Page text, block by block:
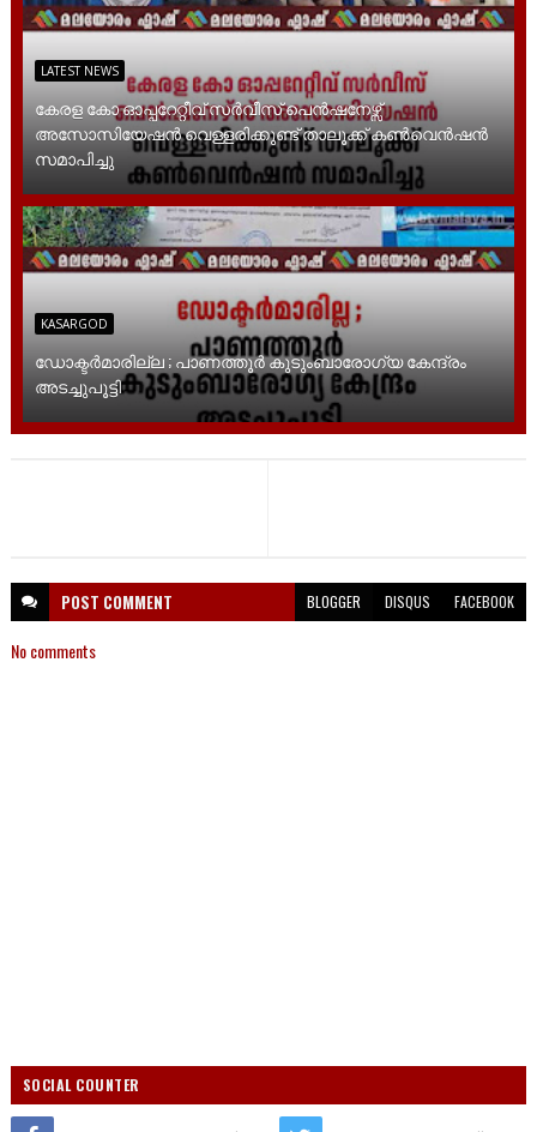
LATEST NEWS
കേരള കോ ഓപ്പറേറ്റീവ് സർവീസ് പെൻഷനേഴ്സ്
അസോസിയേഷൻ വെള്ളരിക്കുണ്ട് താലൂക്ക് കൺവെൻഷൻ
സമാപിച്ചു
KASARGOD
ഡോക്ടർമാരില്ല ; പാണത്തൂർ കുടുംബാരോഗ്യ കേന്ദ്രം
അടച്ചുപൂട്ടി
POST COMMENT BLOGGER DISQUS FACEBOOK
No comments
SOCIAL COUNTER